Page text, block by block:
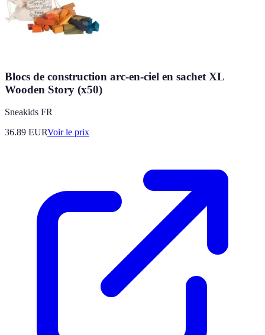
Blocs de construction arc-en-ciel en sachet XL
Wooden Story (x50)
Sneakids FR
36.89 EURVoir le prix